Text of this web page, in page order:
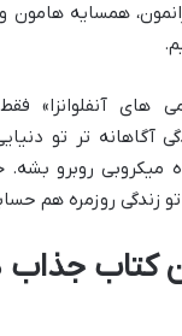
همسایه
های آنفلوانزا»
آگاهانه تر تو
میکروبی روبرو
زندگی روزمره هم
کتاب جذاب